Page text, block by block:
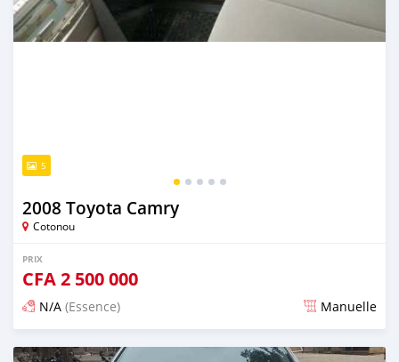
5
2008 Toyota Camry
Cotonou
PRIX
CFA2 500 000
N/A (Essence) Manuelle
Publié il y a 5 jours